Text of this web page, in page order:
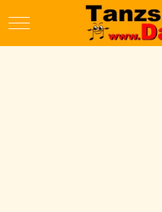
Mobile Menu Toggle